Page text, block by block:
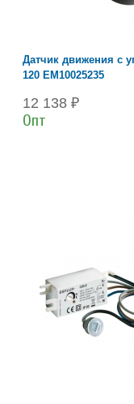
Датчик движения с
120 EM10025235
12 138 ₽
Опт